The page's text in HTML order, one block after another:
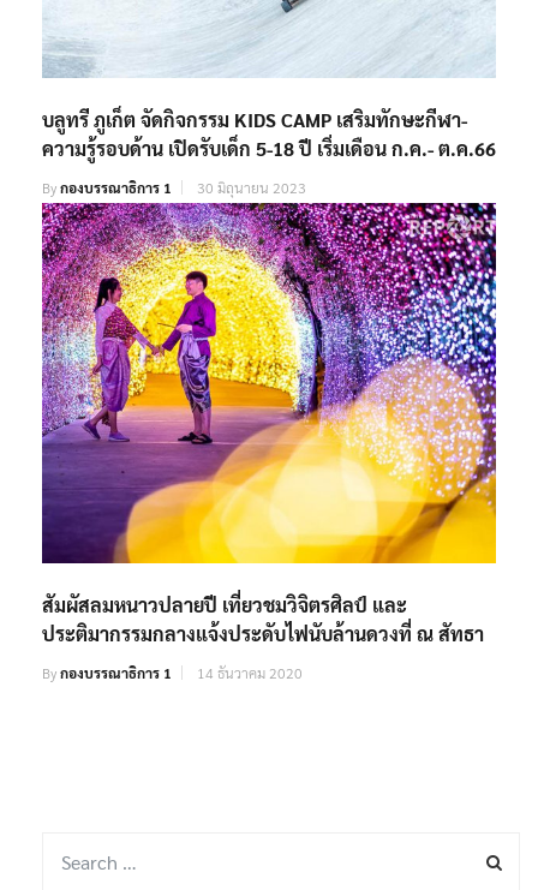
บลูทรี ภูเก็ต จัดกิจกรรม KIDS CAMP เสริมทักษะกีฬา-
ความรู้รอบด้าน เปิดรับเด็ก 5-18 ปี เริ่มเดือน ก.ค.- ต.ค.66
Byกองบรรณาธิการ 1 30 มิถุนายน 2023
สัมผัสลมหนาวปลายปี เที่ยวชมวิจิตรศิลป์ และ
ประติมากรรมกลางแจ้งประดับไฟนับล้านดวงที่ ณ สัทธา
Byกองบรรณาธิการ 1 14 ธันวาคม 2020